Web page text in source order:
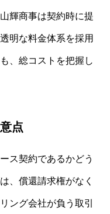
輝商事は契約時に提
明な料金体系を採用
、総コストを把握し
点
ス契約であるかどう
、償還請求権がなく
ング会社が負う取引